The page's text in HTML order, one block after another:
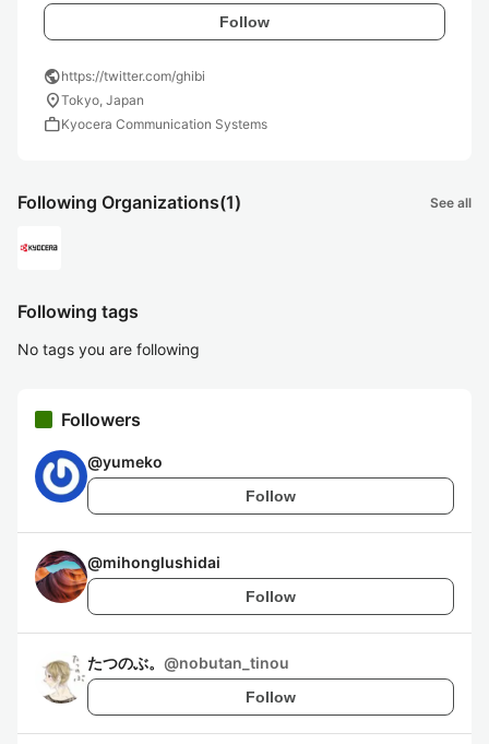
Follow
publichttps://twitter.com/ghibi
location_onTokyo, Japan
workKyocera Communication Systems
Following Organizations(1) See all
Following tags
No tags you are following
Followers
@yumeko
Follow
@mihonglushidai
Follow
たつのぶ。 @nobutan_tinou
Follow